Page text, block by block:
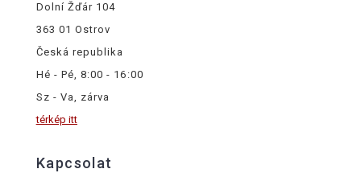
Dolní Žďár 104
363 01 Ostrov
Česká republika
Hé - Pé, 8:00 - 16:00
Sz - Va, zárva
térkép itt
Kapcsolat